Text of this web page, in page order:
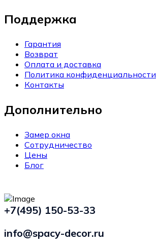
Поддержка
Гарантия
Возврат
Оплата и доставка
Политика конфиденциальности
Контакты
Дополнительно
Замер окна
Сотрудничество
Цены
Блог
+7(495) 150-53-33
info@spacy-decor.ru